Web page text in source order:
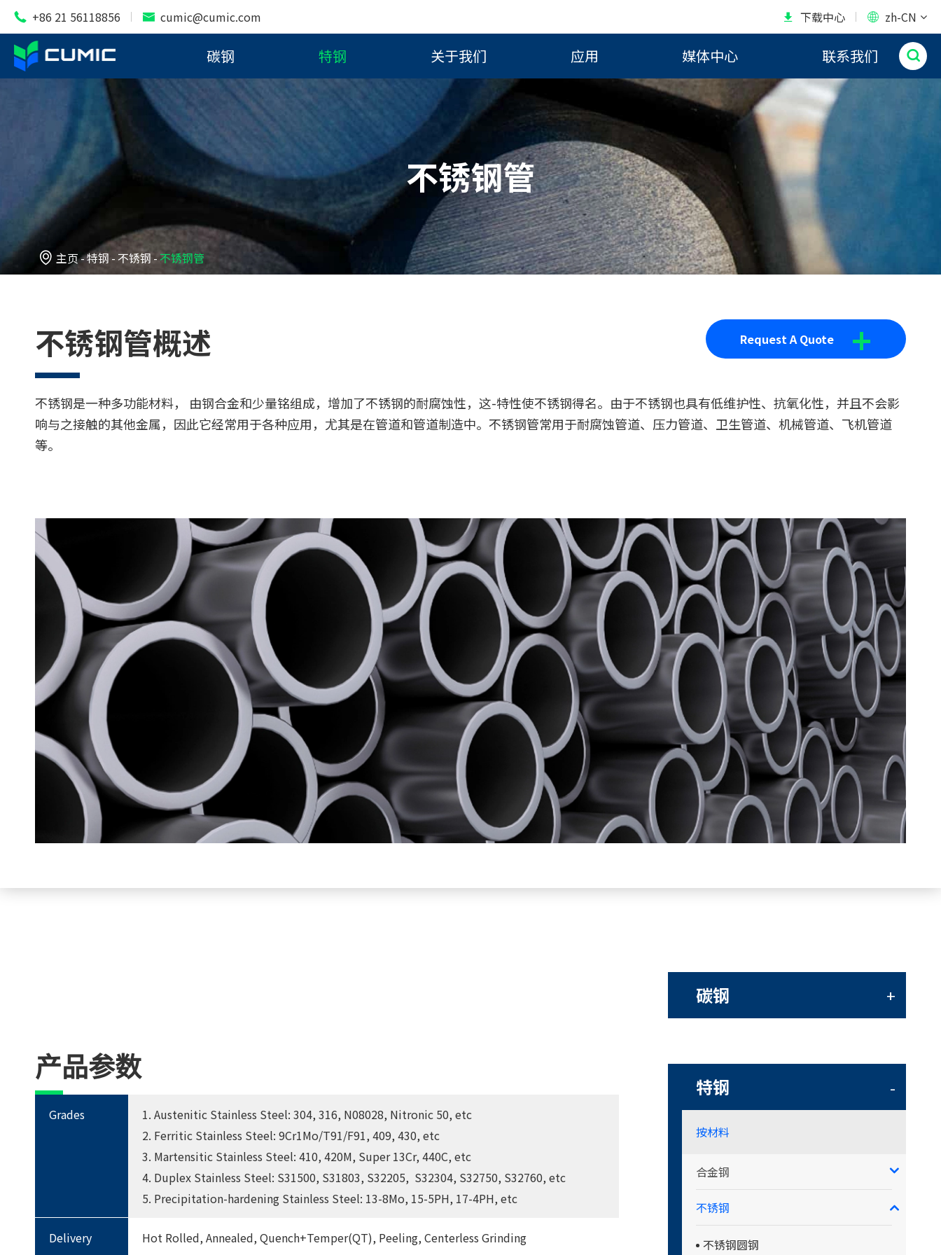
 +86 21 56118856  cumic@cumic.com  下载中心  zh-CN
碳钢 特钢 关于我们 应用 媒体中心 联系我们 
不锈钢管
 主页 特钢 不锈钢 不锈钢管
不锈钢管概述 Request A Quote +
不锈钢是一种多功能材料， 由钢合金和少量铭组成，增加了不锈钢的耐腐蚀性，这-特性使不锈钢得名。由于不锈钢也具有低维护性、抗氧化性，并且不会影
响与之接触的其他金属，因此它经常用于各种应用，尤其是在管道和管道制造中。不锈钢管常用于耐腐蚀管道、压力管道、卫生管道、机械管道、飞机管道
等。
产品参数
Grades
1. Austenitic Stainless Steel: 304, 316, N08028, Nitronic 50, etc
2. Ferritic Stainless Steel: 9Cr1Mo/T91/F91, 409, 430, etc
3. Martensitic Stainless Steel: 410, 420M, Super 13Cr, 440C, etc
4. Duplex Stainless Steel: S31500, S31803, S32205, S32304, S32750, S32760, etc
5. Precipitation-hardening Stainless Steel: 13-8Mo, 15-5PH, 17-4PH, etc
Delivery Hot Rolled, Annealed, Quench+Temper(QT), Peeling, Centerless Grinding
碳钢 +
特钢 -
按材料
合金钢
不锈钢
不锈钢圆钢